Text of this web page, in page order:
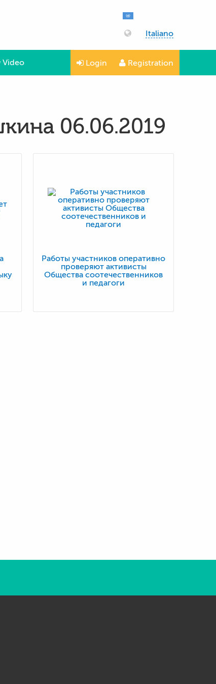
Italiano
Video Login Registration
06.06.2019
Работы участников оперативно
проверяют активисты
Общества соотечественников
и педагоги